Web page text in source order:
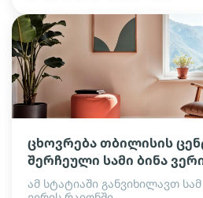
ცხოვრება თბილისის
შერჩეული სამი ბინა
ამ სტატიაში განვიხილავთ